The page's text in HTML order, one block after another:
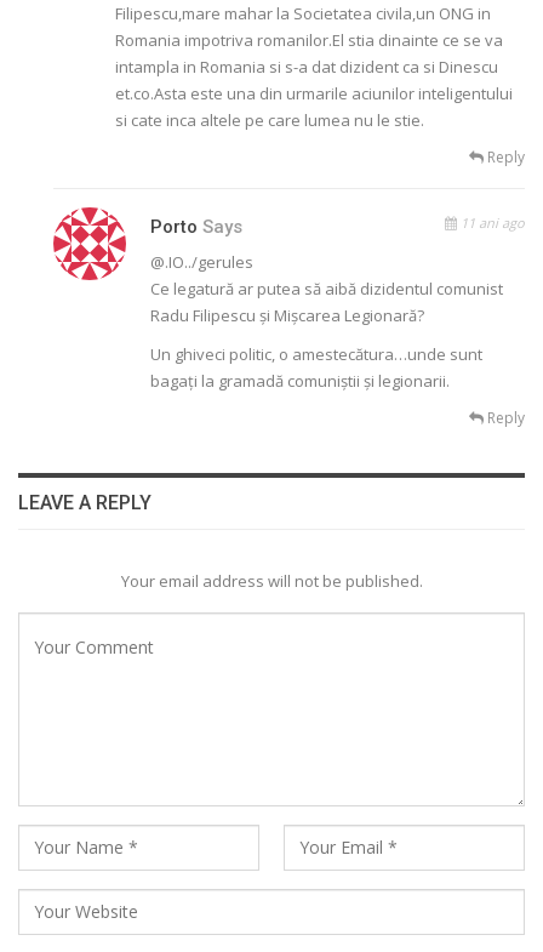
Filipescu,mare mahar la Societatea civila,un ONG in
Romania impotriva romanilor.El stia dinainte ce se va
intampla in Romania si s-a dat dizident ca si Dinescu
et.co.Asta este una din urmarile aciunilor inteligentului
si cate inca altele pe care lumea nu le stie.
Reply
Porto Says 11 ani ago
@.IO../gerules
Ce legatură ar putea să aibă dizidentul comunist
Radu Filipescu și Mișcarea Legionară?
Un ghiveci politic, o amestecătura…unde sunt
bagați la gramadă comuniștii și legionarii.
Reply
LEAVE A REPLY
Your email address will not be published.